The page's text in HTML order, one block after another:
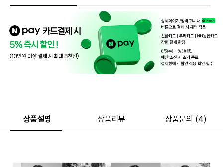
상품설명 상품리뷰 상품문의 (4)